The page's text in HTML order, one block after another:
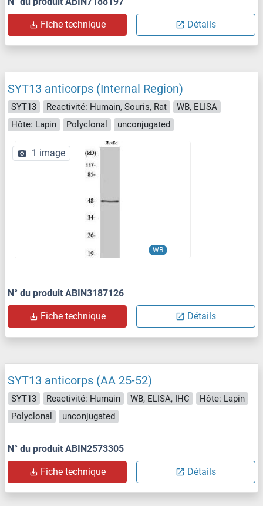
Fiche technique Détails
SYT13 anticorps (Internal Region)
SYT13 Reactivité: Humain, Souris, Rat
WB, ELISA
Hôte: Lapin
Polyclonal unconjugated
WB
1 image
N° du produit ABIN3187126
Fiche technique Détails
SYT13 anticorps (AA 25-52)
SYT13 Reactivité: Humain WB, ELISA, IHC
Hôte: Lapin
Polyclonal
unconjugated
N° du produit ABIN2573305
Fiche technique Détails